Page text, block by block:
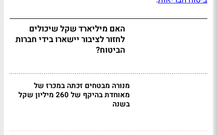
האם מיליארד שקל שיכולים
לחזור לציבור יישארו בידי חברות
הביטוח?
מנורה מבטחים זכתה במכרז של
מאוחדת בהיקף של 260 מיליון שקל
בשנה